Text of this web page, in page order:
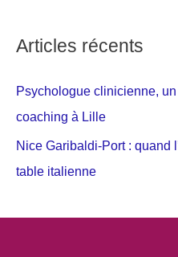
Articles récents
Psychologue clinicienne,
coaching à Lille
Nice Garibaldi-Port : quand
table italienne